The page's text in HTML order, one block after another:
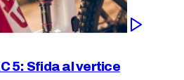
5: Sfida al vertice